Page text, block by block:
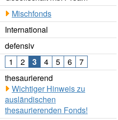
Mischfonds
International
defensiv
1 2 3 4 5 6
7
thesaurierend
Wichtiger Hinweis zu
ausländischen
thesaurierenden Fonds!